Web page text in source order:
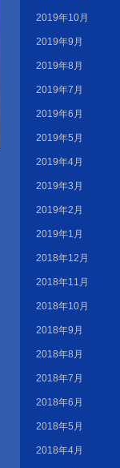
2019年10月
2019年9月
2019年8月
2019年7月
2019年6月
2019年5月
2019年4月
2019年3月
2019年2月
2019年1月
2018年12月
2018年11月
2018年10月
2018年9月
2018年8月
2018年7月
2018年6月
2018年5月
2018年4月